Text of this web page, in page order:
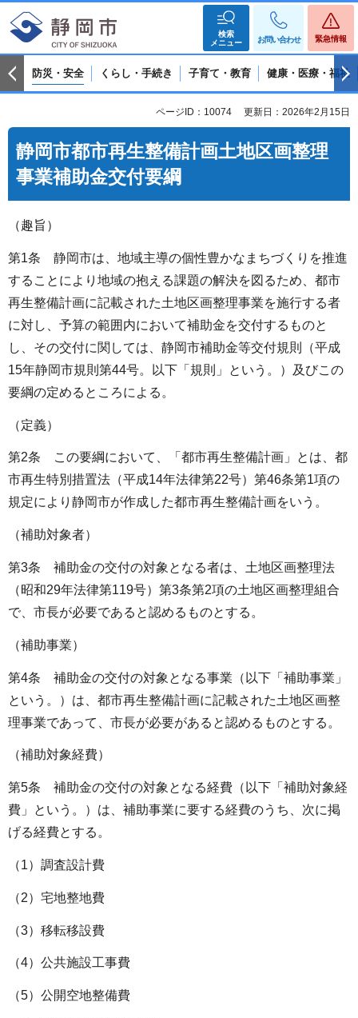
検索
メニュー
お問い合わせ 緊急情報
防災・安全 くらし・手続き 子育て・教育 健康・医療・福祉
ページID：10074 更新日：2026年2月15日
静岡市都市再生整備計画土地区画整理
事業補助金交付要綱
（趣旨）
第1条 静岡市は、地域主導の個性豊かなまちづくりを推進
することにより地域の抱える課題の解決を図るため、都市
再生整備計画に記載された土地区画整理事業を施行する者
に対し、予算の範囲内において補助金を交付するものと
し、その交付に関しては、静岡市補助金等交付規則（平成
15年静岡市規則第44号。以下「規則」という。）及びこの
要綱の定めるところによる。
（定義）
第2条 この要綱において、「都市再生整備計画」とは、都
市再生特別措置法（平成14年法律第22号）第46条第1項の
規定により静岡市が作成した都市再生整備計画をいう。
（補助対象者）
第3条 補助金の交付の対象となる者は、土地区画整理法
（昭和29年法律第119号）第3条第2項の土地区画整理組合
で、市長が必要であると認めるものとする。
（補助事業）
第4条 補助金の交付の対象となる事業（以下「補助事業」
という。）は、都市再生整備計画に記載された土地区画整
理事業であって、市長が必要があると認めるものとする。
（補助対象経費）
第5条 補助金の交付の対象となる経費（以下「補助対象経
費」という。）は、補助事業に要する経費のうち、次に掲
げる経費とする。
（1）調査設計費
（2）宅地整地費
（3）移転移設費
（4）公共施設工事費
（5）公開空地整備費